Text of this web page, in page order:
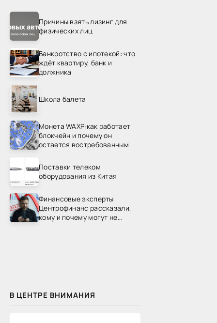
Причины взять лизинг для
физических лиц
Банкротство с ипотекой: что
ждёт квартиру, банк и
должника
Школа балета
Монета WAXP:как работает
блокчейн и почему он
остается востребованным
Поставки телеком
оборудования из Китая
Финансовые эксперты
Центрофинанс рассказали,
кому и почему могут не
В ЦЕНТРЕ ВНИМАНИЯ